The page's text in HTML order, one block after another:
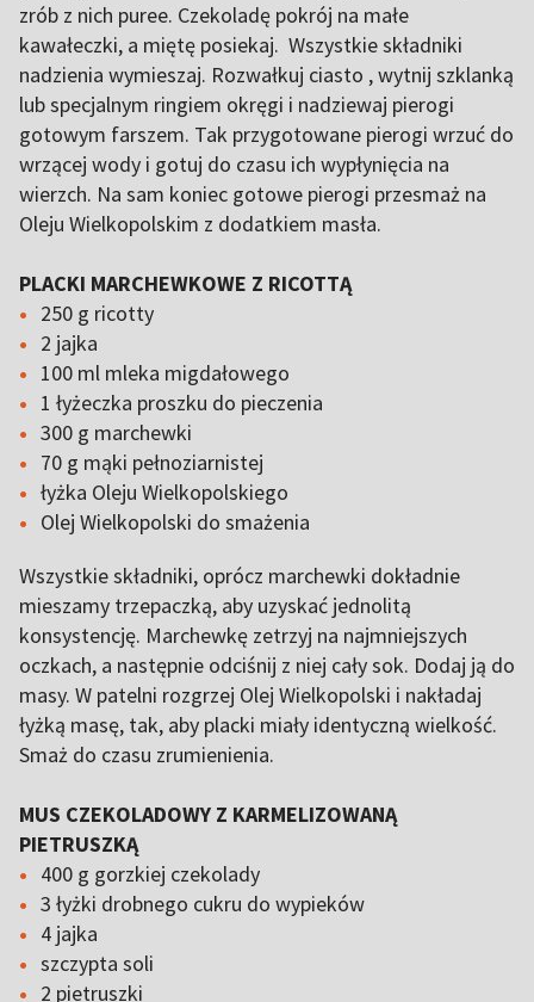
zrób z nich puree. Czekoladę pokrój na małe
kawałeczki, a miętę posiekaj. Wszystkie składniki
nadzienia wymieszaj. Rozwałkuj ciasto , wytnij szklanką
lub specjalnym ringiem okręgi i nadziewaj pierogi
gotowym farszem. Tak przygotowane pierogi wrzuć do
wrzącej wody i gotuj do czasu ich wypłynięcia na
wierzch. Na sam koniec gotowe pierogi przesmaż na
Oleju Wielkopolskim z dodatkiem masła.
PLACKI MARCHEWKOWE Z RICOTTĄ
250 g ricotty
2 jajka
100 ml mleka migdałowego
1 łyżeczka proszku do pieczenia
300 g marchewki
70 g mąki pełnoziarnistej
łyżka Oleju Wielkopolskiego
Olej Wielkopolski do smażenia
Wszystkie składniki, oprócz marchewki dokładnie
mieszamy trzepaczką, aby uzyskać jednolitą
konsystencję. Marchewkę zetrzyj na najmniejszych
oczkach, a następnie odciśnij z niej cały sok. Dodaj ją do
masy. W patelni rozgrzej Olej Wielkopolski i nakładaj
łyżką masę, tak, aby placki miały identyczną wielkość.
Smaż do czasu zrumienienia.
MUS CZEKOLADOWY Z KARMELIZOWANĄ
PIETRUSZKĄ
400 g gorzkiej czekolady
3 łyżki drobnego cukru do wypieków
4 jajka
szczypta soli
2 pietruszki